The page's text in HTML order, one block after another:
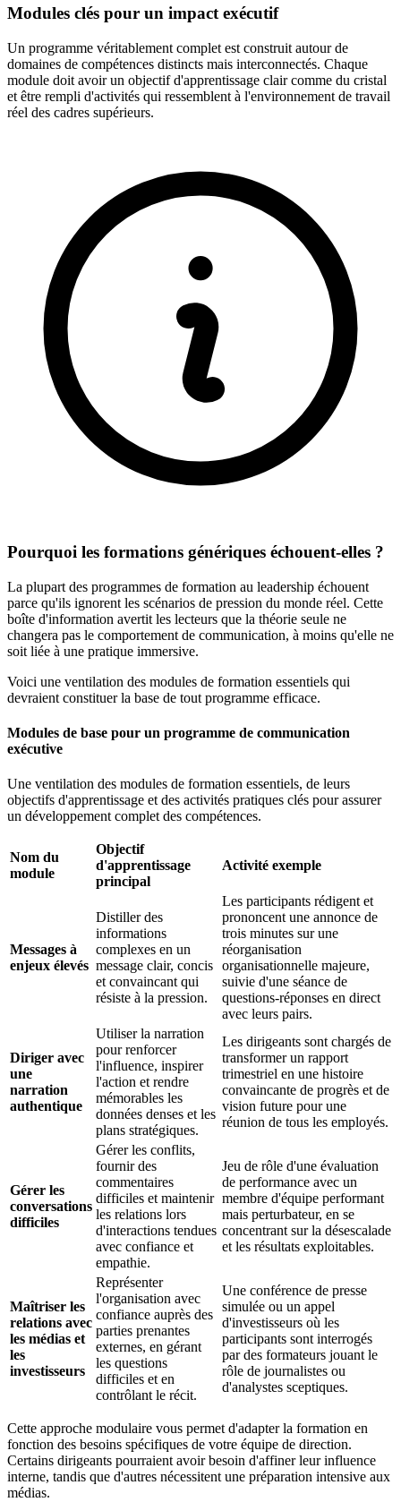
Modules clés pour un impact exécutif
Un programme véritablement complet est construit autour de
domaines de compétences distincts mais interconnectés. Chaque
module doit avoir un objectif d'apprentissage clair comme du cristal
et être rempli d'activités qui ressemblent à l'environnement de travail
réel des cadres supérieurs.
Pourquoi les formations génériques échouent-elles ?
La plupart des programmes de formation au leadership échouent
parce qu'ils ignorent les scénarios de pression du monde réel. Cette
boîte d'information avertit les lecteurs que la théorie seule ne
changera pas le comportement de communication, à moins qu'elle ne
soit liée à une pratique immersive.
Voici une ventilation des modules de formation essentiels qui
devraient constituer la base de tout programme efficace.
Modules de base pour un programme de communication
exécutive
Une ventilation des modules de formation essentiels, de leurs
objectifs d'apprentissage et des activités pratiques clés pour assurer
un développement complet des compétences.
Nom du
module
Objectif
d'apprentissage
principal
Activité exemple
Messages à
enjeux élevés
Distiller des
informations
complexes en un
message clair, concis
et convaincant qui
résiste à la pression.
Les participants rédigent et
prononcent une annonce de
trois minutes sur une
réorganisation
organisationnelle majeure,
suivie d'une séance de
questions-réponses en direct
avec leurs pairs.
Diriger avec
une
narration
authentique
Utiliser la narration
pour renforcer
l'influence, inspirer
l'action et rendre
mémorables les
données denses et les
plans stratégiques.
Les dirigeants sont chargés de
transformer un rapport
trimestriel en une histoire
convaincante de progrès et de
vision future pour une
réunion de tous les employés.
Gérer les
conversations
difficiles
Gérer les conflits,
fournir des
commentaires
difficiles et maintenir
les relations lors
d'interactions tendues
avec confiance et
empathie.
Jeu de rôle d'une évaluation
de performance avec un
membre d'équipe performant
mais perturbateur, en se
concentrant sur la désescalade
et les résultats exploitables.
Maîtriser les
relations avec
les médias et
les
investisseurs
Représenter
l'organisation avec
confiance auprès des
parties prenantes
externes, en gérant
les questions
difficiles et en
contrôlant le récit.
Une conférence de presse
simulée ou un appel
d'investisseurs où les
participants sont interrogés
par des formateurs jouant le
rôle de journalistes ou
d'analystes sceptiques.
Cette approche modulaire vous permet d'adapter la formation en
fonction des besoins spécifiques de votre équipe de direction.
Certains dirigeants pourraient avoir besoin d'affiner leur influence
interne, tandis que d'autres nécessitent une préparation intensive aux
médias.